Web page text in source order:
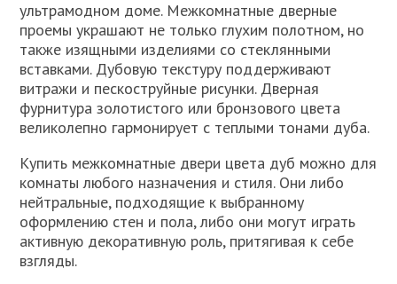
ультрамодном доме. Межкомнатные дверные
проемы украшают не только глухим полотном, но
также изящными изделиями со стеклянными
вставками. Дубовую текстуру поддерживают
витражи и пескоструйные рисунки. Дверная
фурнитура золотистого или бронзового цвета
великолепно гармонирует с теплыми тонами дуба.
Купить межкомнатные двери цвета дуб можно для
комнаты любого назначения и стиля. Они либо
нейтральные, подходящие к выбранному
оформлению стен и пола, либо они могут играть
активную декоративную роль, притягивая к себе
взгляды.